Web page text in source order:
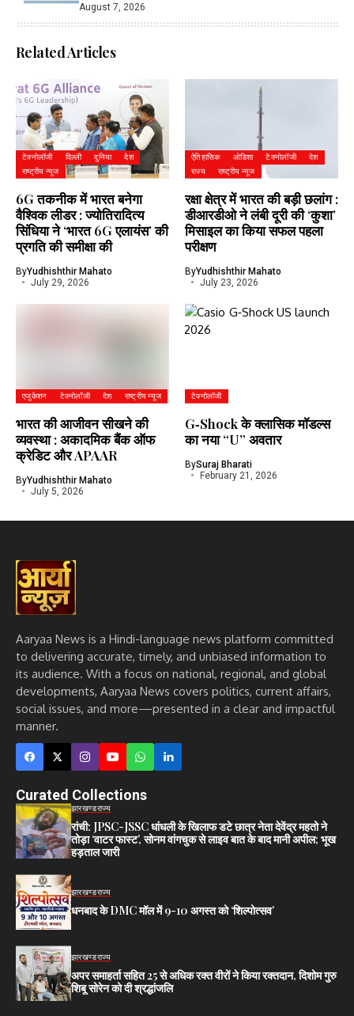
August 7, 2026
Related Articles
टेक्नोलॉजी दिल्ली दुनिया
देश
राष्ट्रीय न्यूज
6G तकनीक में भारत बनेगा
वैश्विक लीडर : ज्योतिरादित्य
सिंधिया ने ‘भारत 6G एलायंस’ की
प्रगति की समीक्षा की
ByYudhishthir Mahato
July 29, 2026
ऐतिहासिक ओडिशा टेक्नोलॉजी
देश
राज्य
राष्ट्रीय न्यूज
रक्षा क्षेत्र में भारत की बड़ी छलांग :
डीआरडीओ ने लंबी दूरी की ‘कुशा’
मिसाइल का किया सफल पहला
परीक्षण
ByYudhishthir Mahato
July 23, 2026
एजुकेशन टेक्नोलॉजी देश राष्ट्रीय न्यूज
भारत की आजीवन सीखने की
व्यवस्था : अकादमिक बैंक ऑफ
क्रेडिट और APAAR
ByYudhishthir Mahato
July 5, 2026
टेक्नोलॉजी
G‑Shock के क्लासिक मॉडल्स
का नया “U” अवतार
BySuraj Bharati
February 21, 2026
Aaryaa News is a Hindi-language news platform committed
to delivering accurate, timely, and unbiased information to
its audience. With a focus on national, regional, and global
developments, Aaryaa News covers politics, current affairs,
social issues, and more—presented in a clear and impactful
manner.
Curated Collections
झारखण्डराज्य
रांची: JPSC-JSSC धांधली के खिलाफ डटे छात्र नेता देवेंद्र महतो ने
तोड़ा ‘वाटर फास्ट’, सोनम वांगचुक से लाइव बात के बाद मानी अपील; भूख
हड़ताल जारी
झारखण्डराज्य
धनबाद के DMC मॉल में 9-10 अगस्त को ‘शिल्पोत्सव’
झारखण्डराज्य
अपर समाहर्ता सहित 25 से अधिक रक्त वीरों ने किया रक्तदान, दिशोम गुरु
शिबू सोरेन को दी श्रद्धांजलि